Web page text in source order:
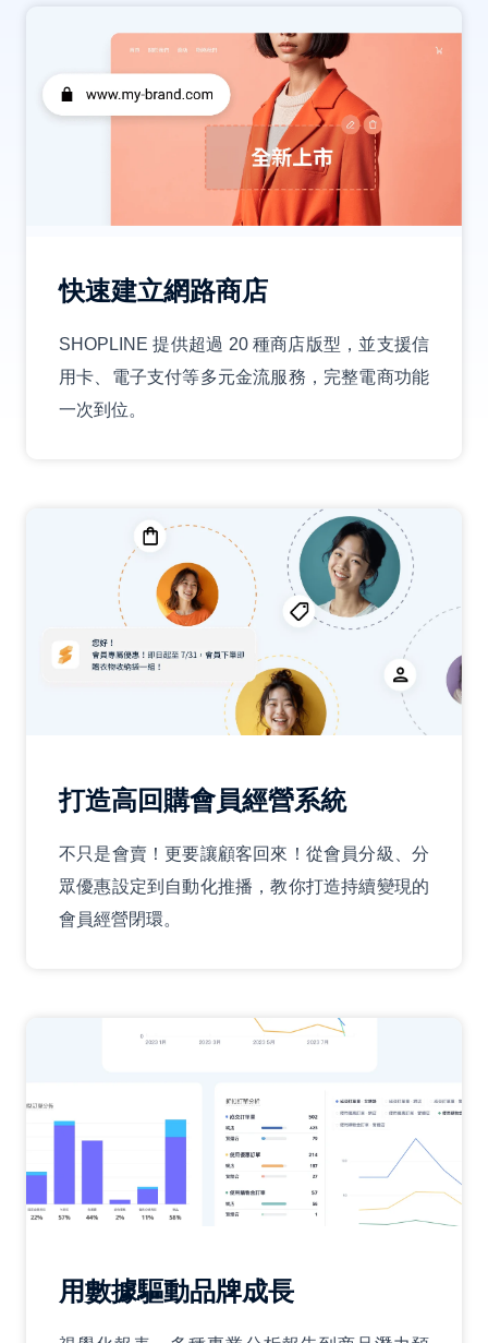
快速建立網路商店
SHOPLINE 提供超過 20 種商店版型，並支援信
用卡、電子支付等多元金流服務，完整電商功能
一次到位。
打造高回購會員經營系統
不只是會賣！更要讓顧客回來！從會員分級、分
眾優惠設定到自動化推播，教你打造持續變現的
會員經營閉環。
用數據驅動品牌成長